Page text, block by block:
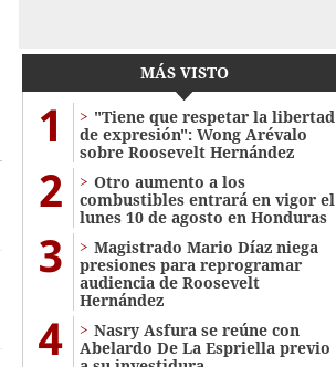
MÁS VISTO
1
"Tiene que respetar la libertad
de expresión": Wong Arévalo
sobre Roosevelt Hernández
2
Otro aumento a los
combustibles entrará en vigor el
lunes 10 de agosto en Honduras
3
Magistrado Mario Díaz niega
presiones para reprogramar
audiencia de Roosevelt
Hernández
4
Nasry Asfura se reúne con
Abelardo De La Espriella previo